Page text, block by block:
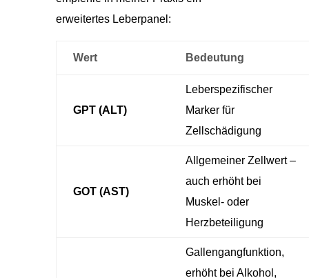
erweitertes Leberpanel:
Wert Bedeutung
GPT (ALT)
Leberspezifischer
Marker für
Zellschädigung
GOT (AST)
Allgemeiner Zellwert –
auch erhöht bei
Muskel- oder
Herzbeteiligung
Gallengangfunktion,
erhöht bei Alkohol,